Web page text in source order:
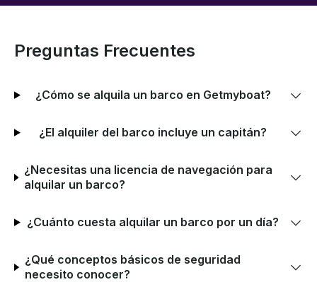
Preguntas Frecuentes
¿Cómo se alquila un barco en Getmyboat?
¿El alquiler del barco incluye un capitán?
¿Necesitas una licencia de navegación para
alquilar un barco?
¿Cuánto cuesta alquilar un barco por un día?
¿Qué conceptos básicos de seguridad
necesito conocer?